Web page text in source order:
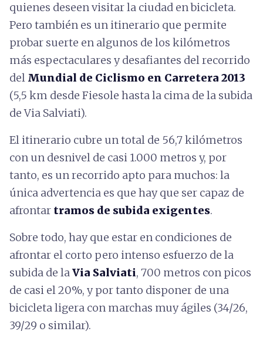
quienes deseen visitar la ciudad en bicicleta.
Pero también es un itinerario que permite
probar suerte en algunos de los kilómetros
más espectaculares y desafiantes del recorrido
del Mundial de Ciclismo en Carretera 2013
(5,5 km desde Fiesole hasta la cima de la subida
de Via Salviati).
El itinerario cubre un total de 56,7 kilómetros
con un desnivel de casi 1.000 metros y, por
tanto, es un recorrido apto para muchos: la
única advertencia es que hay que ser capaz de
afrontar tramos de subida exigentes.
Sobre todo, hay que estar en condiciones de
afrontar el corto pero intenso esfuerzo de la
subida de laVia Salviati, 700 metros con picos
de casi el 20%, y por tanto disponer de una
bicicleta ligera con marchas muy ágiles (34/26,
39/29 o similar).